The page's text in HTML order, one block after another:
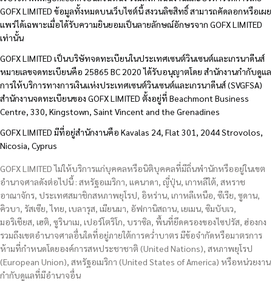
GOFX LIMITED ข้อมูลทั้งหมดบนเว็บไซต์นี้ สงวนลิขสิทธิ์ สามารถคัดลอกหรือเผย
แพร่ได้เฉพาะเมื่อได้รับความยินยอมเป็นลายลักษณ์อักษรจาก GOFX LIMITED
เท่านั้น
GOFX LIMITED เป็นบริษัทจดทะเบียนในประเทศเซนต์วินเซนต์และเกรนาดีนส์
หมายเลขจดทะเบียนคือ 25865 BC 2020 ได้รับอนุญาตโดย สำนักงานกำกับดูแล
การให้บริการทางการเงินแห่งประเทศเซนต์วินเซนต์และเกรนาดีนส์ (SVGFSA)
สำนักงานจดทะเบียนของ GOFX LIMITED ตั้งอยู่ที่ Beachmont Business
Centre, 330, Kingstown, Saint Vincent and the Grenadines
GOFX LIMITED มีที่อยู่สำนักงานคือ Kavalas 24, Flat 301, 2044 Strovolos,
Nicosia, Cyprus
GOFX LIMITED ไม่ให้บริการแก่บุคคลหรือนิติบุคคลที่มีถิ่นพำนักหรืออยู่ในเขต
อำนาจศาลดังต่อไปนี้ : สหรัฐอเมริกา, แคนาดา, ญี่ปุ่น, เกาหลีใต้, สหราช
อาณาจักร, ประเทศสมาชิกสหภาพยุโรป, อิหร่าน, เกาหลีเหนือ, ซีเรีย, ซูดาน,
คิวบา, รัสเซีย, ไทย, เบลารุส, เมียนมา, อัฟกานิสถาน, เยเมน, ซิมบับเว,
มอริเชียส, เฮติ, ซูรินาเม, เปอร์โตริโก, บราซิล, พื้นที่ยึดครองของไซปรัส, ฮ่องกง
รวมถึงเขตอำนาจศาลอื่นใดที่อยู่ภายใต้การคว่ำบาตร มีข้อจำกัดหรือมาตรการ
ห้ามที่กำหนดโดยองค์การสหประชาชาติ (United Nations), สหภาพยุโรป
(European Union), สหรัฐอเมริกา (United States of America) หรือหน่วยงาน
กำกับดูแลที่มีอำนาจอื่น